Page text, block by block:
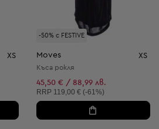
XS
-50% с FESTIVE
Moves XS
Къса рокля
45,50 € / 88,99 лв.
Препоръчителна цена:
RRP 119,00 € (-61%)